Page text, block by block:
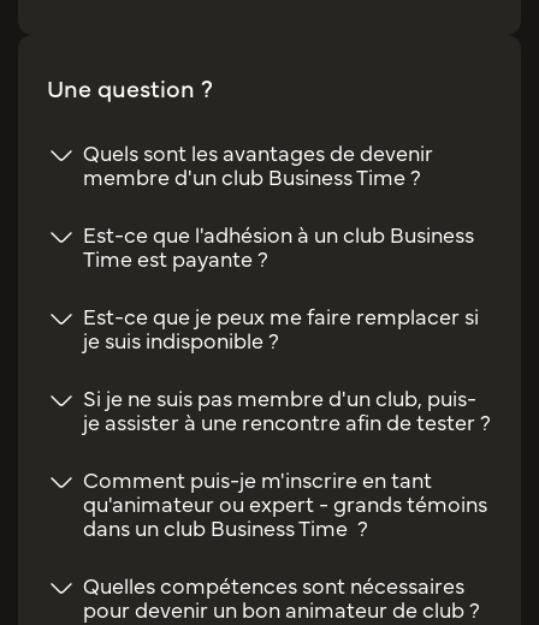
Une question ?
Quels sont les avantages de devenir
membre d'un club Business Time ?
Est-ce que l'adhésion à un club Business
Time est payante ?
Est-ce que je peux me faire remplacer si
je suis indisponible ?
Si je ne suis pas membre d'un club, puis-
je assister à une rencontre afin de tester ?
Comment puis-je m'inscrire en tant
qu'animateur ou expert - grands témoins
dans un club Business Time ?
Quelles compétences sont nécessaires
pour devenir un bon animateur de club ?